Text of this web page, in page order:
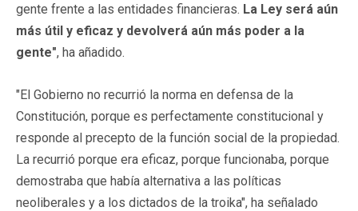
gente frente a las entidades financieras. La Ley será aún
más útil y eficaz y devolverá aún más poder a la
gente", ha añadido.
"El Gobierno no recurrió la norma en defensa de la
Constitución, porque es perfectamente constitucional y
responde al precepto de la función social de la propiedad.
La recurrió porque era eficaz, porque funcionaba, porque
demostraba que había alternativa a las políticas
neoliberales y a los dictados de la troika", ha señalado